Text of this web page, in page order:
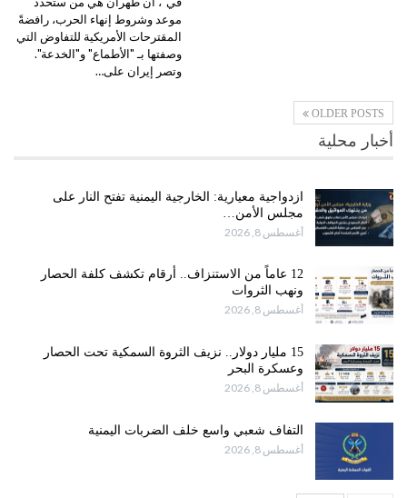
موعد وشروط إنهاء الحرب، رافضةً
المقترحات الأمريكية للتفاوض التي
وصفتها بـ "الأطماع" و"الخدعة".
وتصر إيران على…
OLDER POSTS
أخبار محلية
ازدواجية معيارية: الخارجية اليمنية تفتح النار على
مجلس الأمن…
أغسطس 8, 2026
12 عاماً من الاستنزاف.. أرقام تكشف كلفة الحصار
ونهب الثروات
أغسطس 8, 2026
15 مليار دولار.. نزيف الثروة السمكية تحت الحصار
وعسكرة البحر
أغسطس 8, 2026
التفاف شعبي واسع خلف الضربات اليمنية
أغسطس 8, 2026